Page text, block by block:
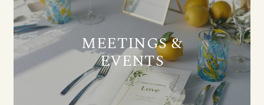
MEETINGS &
EVENTS